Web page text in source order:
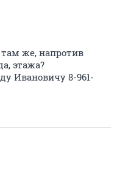
же, напротив
этажа?
Ивановичу 8-961-